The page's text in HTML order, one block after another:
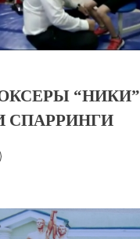
“НИКИ”
СПАРРИНГИ